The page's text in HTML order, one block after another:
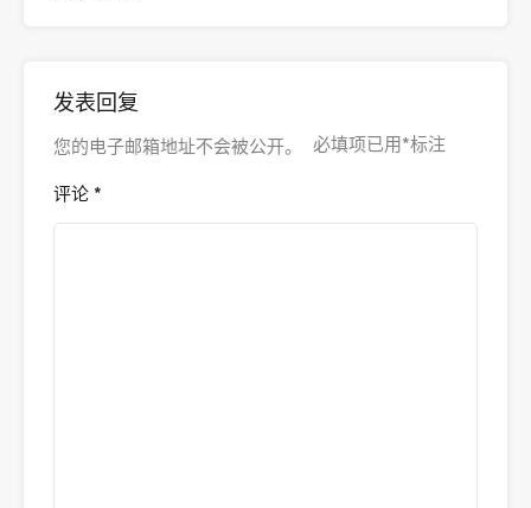
发表回复
您的电子邮箱地址不会被公开。 必填项已用*标注
评论 *